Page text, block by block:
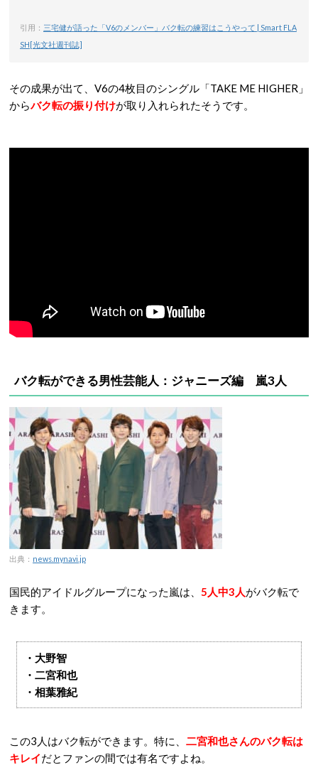
引用： 三宅健が語った「V6のメンバー」バク転の練習はこうやって | Smart FLA
SH[光文社週刊誌]
その成果が出て、V6の4枚目のシングル「TAKE ME HIGHER」
からバク転の振り付けが取り入れられたそうです。
バク転ができる男性芸能人：ジャニーズ編 嵐3人
出典： news.mynavi.jp
国民的アイドルグループになった嵐は、 5人中3人がバク転で
きます。
・大野智
・二宮和也
・相葉雅紀
この3人はバク転ができます。特に、 二宮和也さんのバク転は
キレイだとファンの間では有名ですよね。